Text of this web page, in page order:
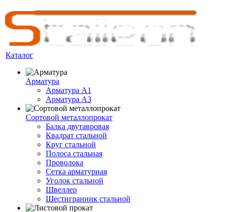
Каталог
Арматура
Арматура A1
Арматура А3
Сортовой металлопрокат
Балка двутавровая
Квадрат стальной
Круг стальной
Полоса стальная
Проволока
Сетка арматурная
Уголок стальной
Швеллер
Шестигранник стальной